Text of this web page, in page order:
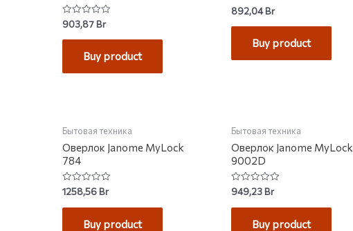
Rated
0
out
903,87Br
Buy product
Rated
0
out
892,04Br
Buy product
Бытовая техника
Оверлок Janome MyLock
784
Rated
0
out
1258,56Br
Buy product
Бытовая техника
Оверлок Janome MyLock
9002D
Rated
0
out
949,23Br
Buy product